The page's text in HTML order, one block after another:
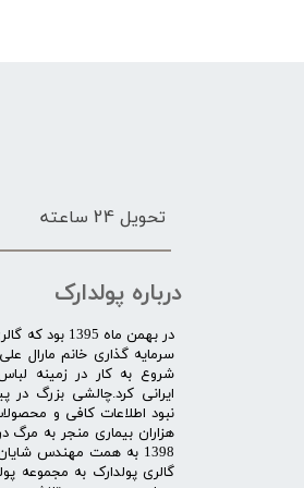
تحویل 24 ساعته
درباره پولدارک
در بهمن ماه
سرمایه گذاری خانم مارال
شروع به کار در زمینه لباس
ایرانی کرد.چالشی بزرگ در
نبود اطلاعات کافی و
هزاران بیماری منجر به مرگ
1398 به همت مهندس
گالری پولدارک به مجموعه